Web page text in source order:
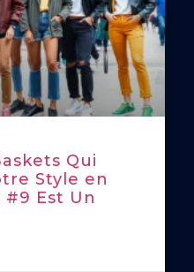
Qui
Style en
Est Un